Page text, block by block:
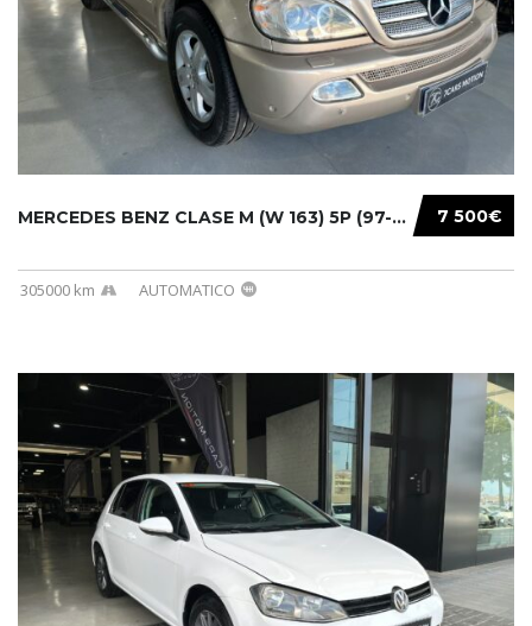
7 500€
MERCEDES BENZ CLASE M (W 163) 5P (97-05) 200...
305000 km AUTOMATICO